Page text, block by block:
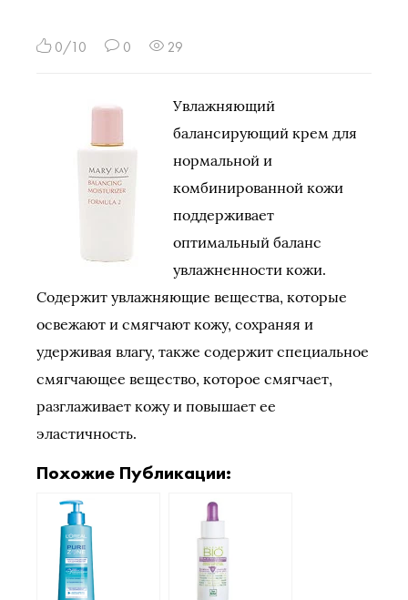
0/10 0 29
Увлажняющий
балансирующий крем для
нормальной и
комбинированной кожи
поддерживает
оптимальный баланс
увлажненности кожи.
Содержит увлажняющие вещества, которые
освежают и смягчают кожу, сохраняя и
удерживая влагу, также содержит специальное
смягчающее вещество, которое смягчает,
разглаживает кожу и повышает ее
эластичность.
Похожие Публикации: